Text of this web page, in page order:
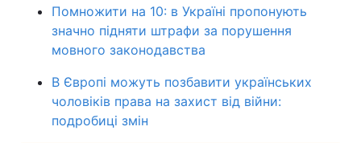
Помножити на 10: в Україні пропонують
значно підняти штрафи за порушення
мовного законодавства
В Європі можуть позбавити українських
чоловіків права на захист від війни:
подробиці змін